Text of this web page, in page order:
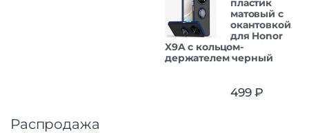
пластик
матовый с
окантовкой
для Honor
X9A с кольцом-
держателем черный
499₽
Распродажа